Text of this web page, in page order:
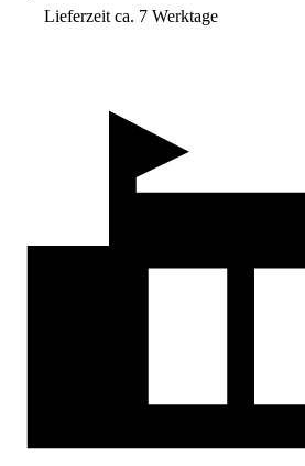
Lieferzeit ca. 7 Werktage